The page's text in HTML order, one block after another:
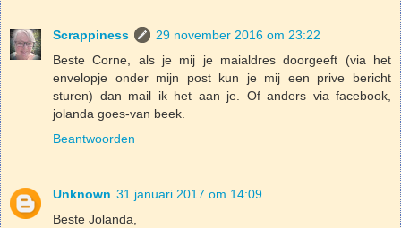
Scrappiness
29 november 2016 om 23:22
Beste Corne, als je mij je maialdres doorgeeft (via het
envelopje onder mijn post kun je mij een prive bericht
sturen) dan mail ik het aan je. Of anders via facebook,
jolanda goes-van beek.
Beantwoorden
Unknown 31 januari 2017 om 14:09
Beste Jolanda,